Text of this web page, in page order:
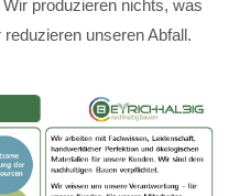
produzieren nichts, was
unseren Abfall.